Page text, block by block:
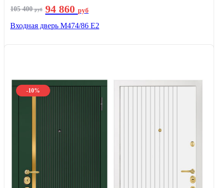
105 400руб 94 860 руб
Входная дверь М474/86 Е2
-10%